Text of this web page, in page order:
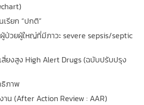
รียก “ปกติ”
ป่วยผู้ใหญ่ที่มีภาวะ severe sepsis/septic
สี่ยงสูง High Alert Drugs (ฉบับปรับปรุง
ธิภาพ
น (After Action Review : AAR)